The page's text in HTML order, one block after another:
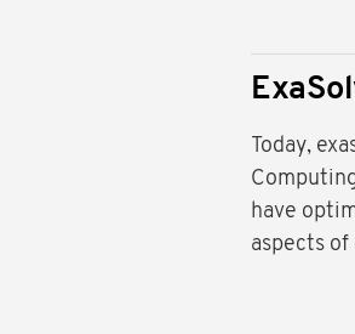
Today,
have
aspects